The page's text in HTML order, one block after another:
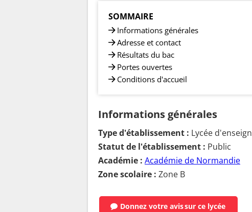
SOMMAIRE
Informations générales
Adresse et contact
Résultats du bac
Portes ouvertes
Conditions d'accueil
Informations générales
Type d'établissement : Lycée
Statut de l'établissement : Public
Académie : Académie de Normandie
Zone scolaire : Zone B
Donnez votre avissur ce lycée